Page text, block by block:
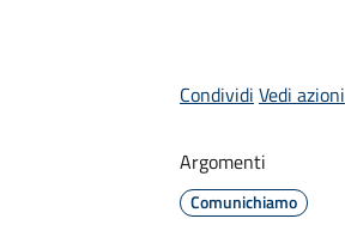
Condividi Vedi azioni
Argomenti
Comunichiamo